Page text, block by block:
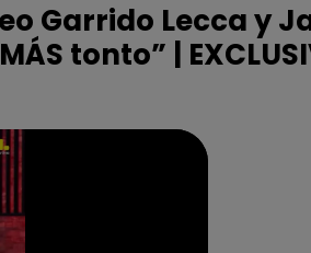
Garrido Lecca y
tonto” |